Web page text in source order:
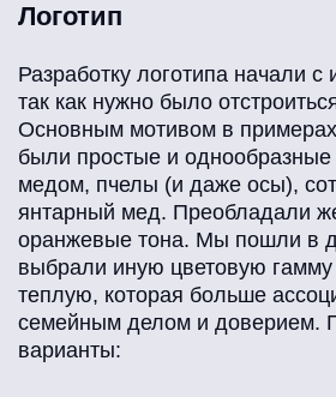
Логотип
Разработку логотипа начали с
так как нужно было
Основным мотивом в
были простые и однообразные
медом, пчелы (и даже осы),
янтарный мед. Преобладали
оранжевые тона. Мы пошли в
выбрали иную цветовую
теплую, которая больше
семейным делом и доверием.
варианты: